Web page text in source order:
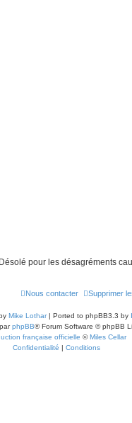
pour les désagréments
Supprimer
Nous contacter
Mike Lothar| Ported to phpBB3.3 by
phpBB® Forum Software © phpBB
française officielle ©Miles Cellar
Confidentialité | Conditions